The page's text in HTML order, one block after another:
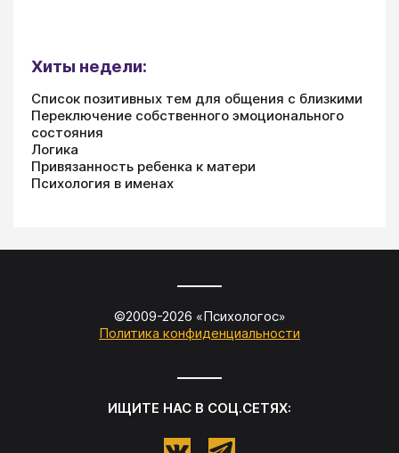
Хиты недели:
Список позитивных тем для общения с близкими
Переключение собственного эмоционального
состояния
Логика
Привязанность ребенка к матери
Психология в именах
©2009-2026 «Психологос»
Политика конфиденциальности
ИЩИТЕ НАС В СОЦ.СЕТЯХ: